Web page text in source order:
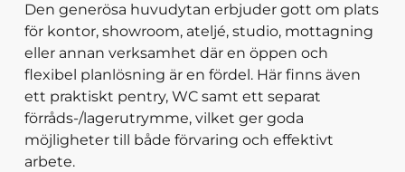
Den generösa huvudytan erbjuder gott om plats
för kontor, showroom, ateljé, studio, mottagning
eller annan verksamhet där en öppen och
flexibel planlösning är en fördel. Här finns även
ett praktiskt pentry, WC samt ett separat
förråds-/lagerutrymme, vilket ger goda
möjligheter till både förvaring och effektivt
arbete.